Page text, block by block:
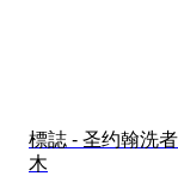
標誌 - 圣约翰洗
木